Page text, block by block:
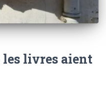
les livres aient